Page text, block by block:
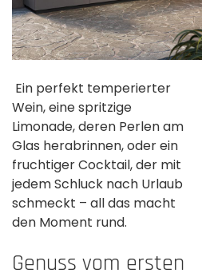
Ein perfekt temperierter
Wein, eine spritzige
Limonade, deren Perlen am
Glas herabrinnen, oder ein
fruchtiger Cocktail, der mit
jedem Schluck nach Urlaub
schmeckt – all das macht
den Moment rund.
Genuss vom ersten